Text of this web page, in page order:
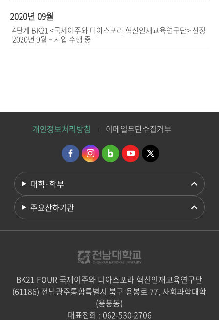
2020년 09월
4단계 BK21 <국제이주와 디아스포라 혁신인재교육연구단> 선정
2020년 9월 ~ 사업 수행 중
개인정보처리방침 이메일무단수집거부
대학·학부
주요산하기관
BK21 FOUR 국제이주와 디아스포라 혁신인재교육연구단
(61186) 전남광주통합특별시 북구 용봉로 77, 사회과학대학
(용봉동)
대표전화 : 062-530-2706